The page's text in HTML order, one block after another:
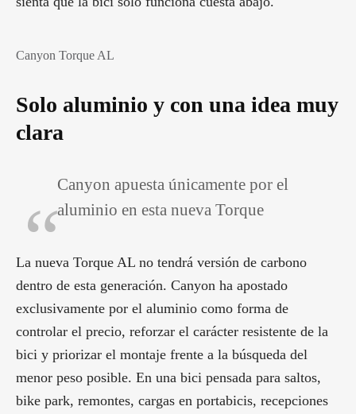
Canyon Torque AL
Solo aluminio y con una idea muy
clara
Canyon apuesta únicamente por el
aluminio en esta nueva Torque
La nueva Torque AL no tendrá versión de carbono
dentro de esta generación. Canyon ha apostado
exclusivamente por el aluminio como forma de
controlar el precio, reforzar el carácter resistente de la
bici y priorizar el montaje frente a la búsqueda del
menor peso posible. En una bici pensada para saltos,
bike park, remontes, cargas en portabicis, recepciones